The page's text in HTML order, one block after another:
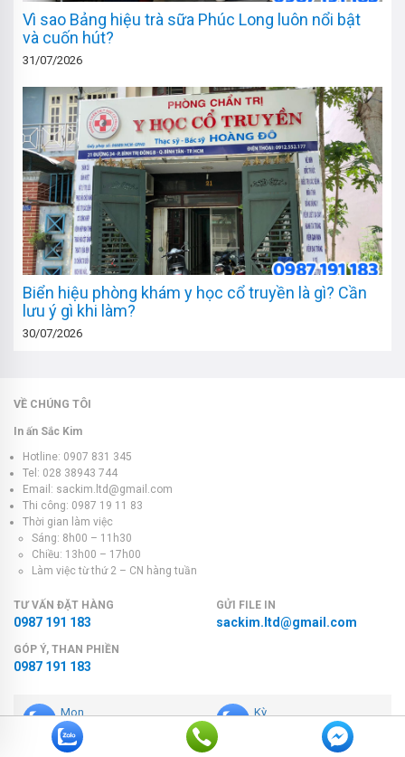
Vì sao Bảng hiệu trà sữa Phúc Long luôn nổi bật
và cuốn hút?
31/07/2026
Biển hiệu phòng khám y học cổ truyền là gì? Cần
lưu ý gì khi làm?
30/07/2026
VỀ CHÚNG TÔI
In ấn Sắc Kim
Hotline: 0907 831 345
Tel: 028 38943 744
Email: sackim.ltd@gmail.com
Thi công: 0987 19 11 83
Thời gian làm việc
Sáng: 8h00 – 11h30
Chiều: 13h00 – 17h00
Làm việc từ thứ 2 – CN hàng tuần
TƯ VẤN ĐẶT HÀNG
0987 191 183
GỬI FILE IN
sackim.ltd@gmail.com
GÓP Ý, THAN PHIỀN
0987 191 183
Mon
0869 350 444
Kỳ
0987 191 183